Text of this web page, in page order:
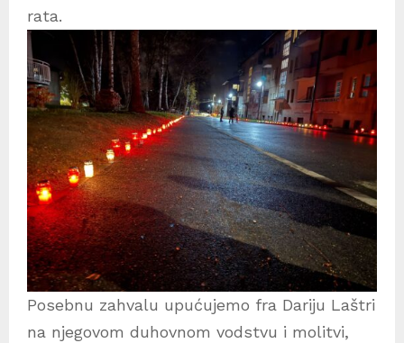
rata.
Posebnu zahvalu upućujemo fra Dariju Laštri
na njegovom duhovnom vodstvu i molitvi,